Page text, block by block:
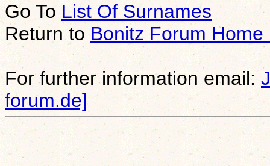
Go To List Of Surnames
Return to Bonitz Forum Home
For further information email:
forum.de]